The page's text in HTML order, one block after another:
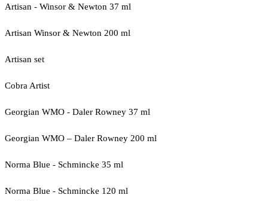
Artisan - Winsor & Newton 37 ml
Artisan Winsor & Newton 200 ml
Artisan set
Cobra Artist
Georgian WMO - Daler Rowney 37 ml
Georgian WMO – Daler Rowney 200 ml
Norma Blue - Schmincke 35 ml
Norma Blue - Schmincke 120 ml